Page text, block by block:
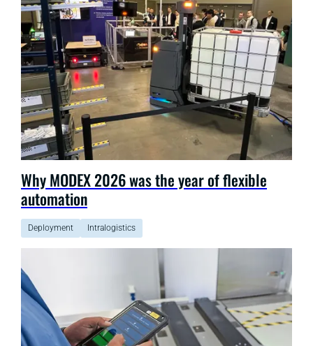
Why MODEX 2026 was the year of flexible
automation
Deployment Intralogistics